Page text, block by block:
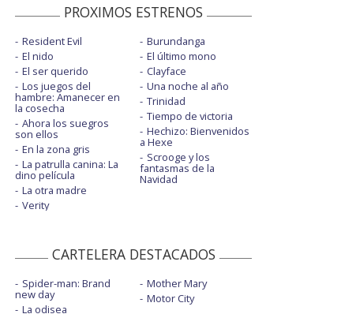
PROXIMOS ESTRENOS
Resident Evil
El nido
El ser querido
Los juegos del
hambre: Amanecer en
la cosecha
Ahora los suegros
son ellos
En la zona gris
La patrulla canina: La
dino película
La otra madre
Verity
Burundanga
El último mono
Clayface
Una noche al año
Trinidad
Tiempo de victoria
Hechizo: Bienvenidos
a Hexe
Scrooge y los
fantasmas de la
Navidad
CARTELERA DESTACADOS
Spider-man: Brand
new day
La odisea
Mother Mary
Motor City